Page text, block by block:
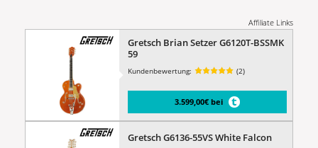
Affiliate Links
Gretsch Brian Setzer G6120T-BSSMK
59
Kundenbewertung: (2)
3.599,00€ bei
Gretsch G6136-55VS White Falcon